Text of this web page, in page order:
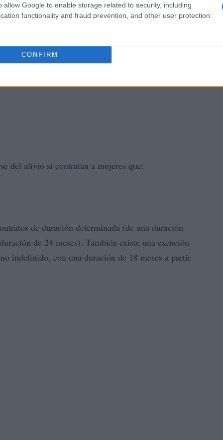
allow Google to enable storage related to security, including
functionality and fraud prevention, and other user protection.
CONFIRM
del alivio si contratan a mujeres que:
de duración determinada (de una duración
de 24 meses). También existe una exención
indefinido, con una duración de 18 meses a partir